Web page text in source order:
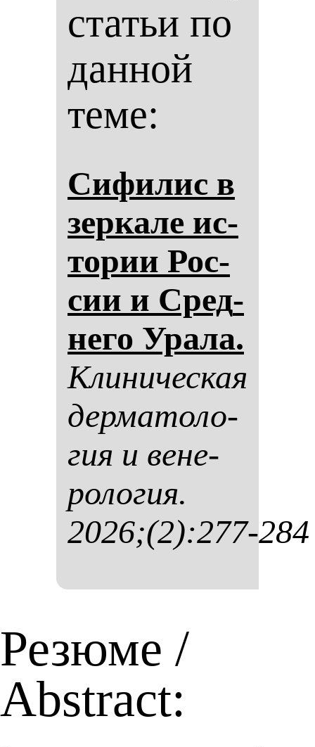
статьи по
данной
теме:
Си­фи­лис в
зер­ка­ле ис­
то­рии Рос­
сии и Сред­
не­го Ура­ла.
Кли­ни­чес­кая
дер­ма­то­ло­
гия и ве­не­
ро­ло­гия.
2026;(2):277-284
Резюме /
Abstract: